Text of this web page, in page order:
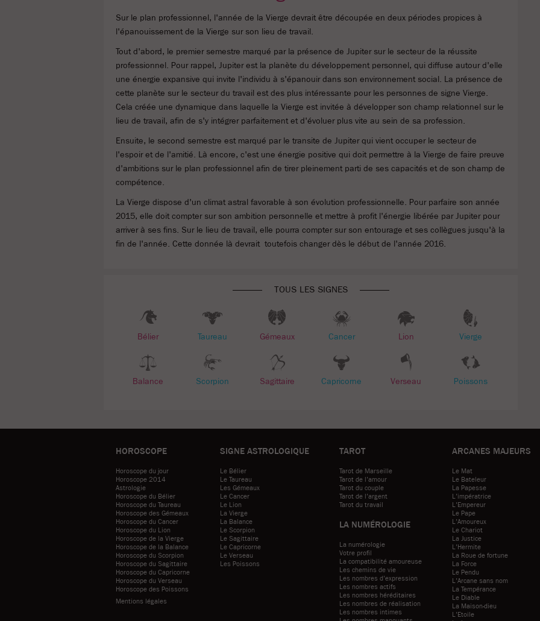
Sur le plan professionnel, l'année de la Vierge devrait être découpée en deux périodes propices à
l'épanouissement de la Vierge sur son lieu de travail.
Tout d'abord, le premier semestre marqué par la présence de Jupiter sur le secteur de la réussite
professionnel. Pour rappel, Jupiter est la planète du développement personnel, qui diffuse autour d'elle
une énergie expansive qui invite l'individu à s'épanouir dans son environnement social. La présence de
cette planète sur le secteur du travail est des plus intéressante pour les personnes de signe Vierge.
Cela créée une dynamique dans laquelle la Vierge est invitée à développer son champ relationnel sur le
lieu de travail, afin de s'y intégrer parfaitement et d'évoluer plus vite au sein de sa profession.
Ensuite, le second semestre est marqué par le transite de Jupiter qui vient occuper le secteur de
l'espoir et de l'amitié. Là encore, c'est une énergie positive qui doit permettre à la Vierge de faire preuve
d'ambitions sur le plan professionnel afin de tirer pleinement parti de ses capacités et de son champ de
compétence.
La Vierge dispose d'un climat astral favorable à son évolution professionnelle. Pour parfaire son année
2015, elle doit compter sur son ambition personnelle et mettre à profit l'énergie libérée par Jupiter pour
arriver à ses fins. Sur le lieu de travail, elle pourra compter sur son entourage et ses collègues jusqu'à la
fin de l'année. Cette donnée là devrait toutefois changer dès le début de l'année 2016.
TOUS LES SIGNES
Bélier Taureau Gémeaux Cancer Lion Vierge
Balance Scorpion Sagittaire Capricorne Verseau Poissons
HOROSCOPE
Horoscope du jour
Horoscope 2014
Astrologie
Horoscope du Bélier
Horoscope du Taureau
Horoscope des Gémeaux
Horoscope du Cancer
Horoscope du Lion
Horoscope de la Vierge
Horoscope de la Balance
Horoscope du Scorpion
Horoscope du Sagittaire
Horoscope du Capricorne
Horoscope du Verseau
Horoscope des Poissons
Mentions légales
SIGNE ASTROLOGIQUE
Le Bélier
Le Taureau
Les Gémeaux
Le Cancer
Le Lion
La Vierge
La Balance
Le Scorpion
Le Sagittaire
Le Capricorne
Le Verseau
Les Poissons
TAROT
Tarot de Marseille
Tarot de l'amour
Tarot du couple
Tarot de l'argent
Tarot du travail
LA NUMÉROLOGIE
La numérologie
Votre profil
La compatibilité amoureuse
Les chemins de vie
Les nombres d'expression
Les nombres actifs
Les nombres héréditaires
Les nombres de réalisation
Les nombres intimes
ARCANES MAJEURS
Le Mat
Le Bateleur
La Papesse
L'impératrice
L'Empereur
Le Pape
L'Amoureux
Le Chariot
La Justice
L'Hermite
La Roue de fortune
La Force
Le Pendu
L'Arcane sans nom
La Tempérance
Le Diable
La Maison-dieu
L'Etoile